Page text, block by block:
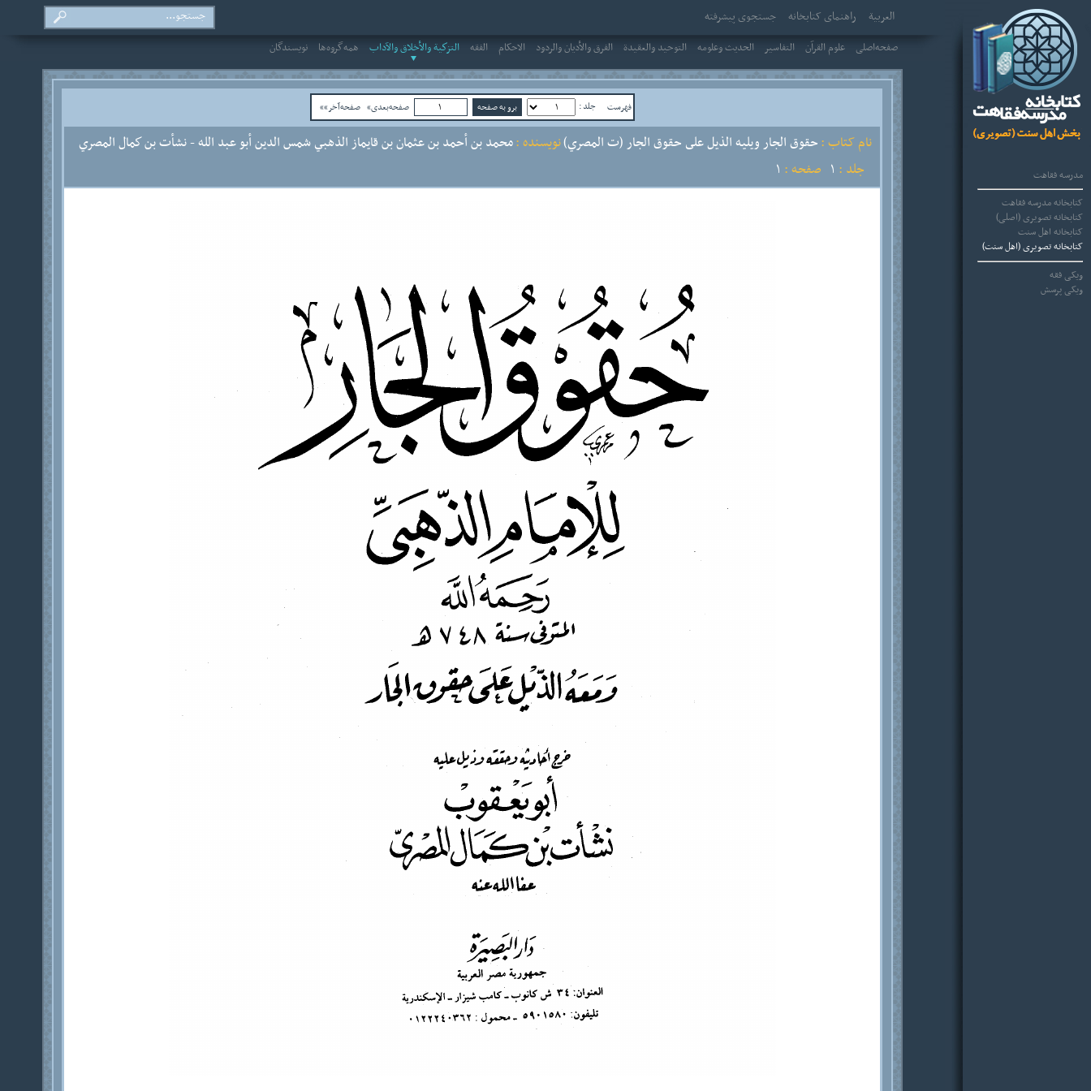
مدرسه فقاهت
کتابخانه مدرسه فقاهت
کتابخانه تصویری (اصلی)
کتابخانه اهل سنت
کتابخانه تصویری (اهل سنت)
ویکی فقه
ویکی پرسش
العربیة راهنمای کتابخانه
جستجوی پیشرفته
صفحه‌اصلی علوم القرآن التفاسير الحديث وعلومه التوحيد والعقيدة الفرق والأديان والردود الاحکام الفقه التزكية والأخلاق والآداب همه‌گروه‌ها نویسندگان
فهرست جلد : صفحه‌بعدی» صفحه‌آخر»»
نام کتاب :حقوق الجار ويليه الذيل على حقوق الجار (ت المصري)نویسنده :محمد بن أحمد بن عثمان بن قايماز الذهبي شمس الدين أبو عبد الله - نشأت بن كمال المصري
جلد :
صفحه :